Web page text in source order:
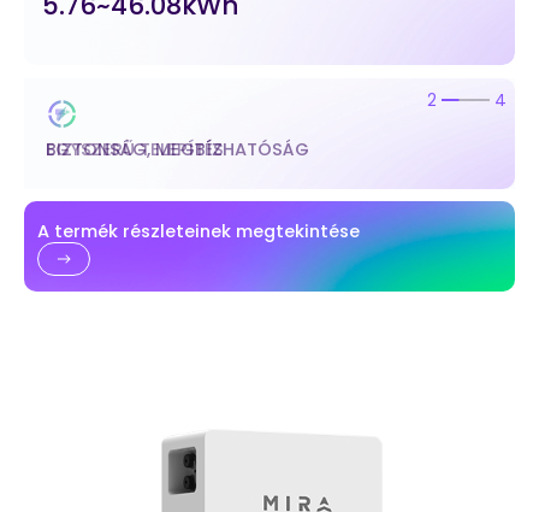
EGYSZERŰ TELEPÍTÉS
2 4
A termék részleteinek megtekintése